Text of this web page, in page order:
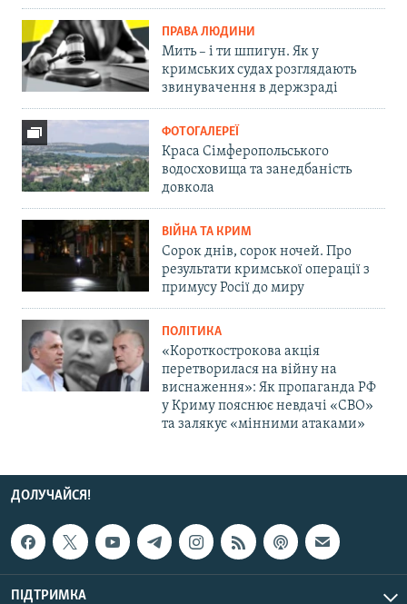
ПРАВА ЛЮДИНИ
Мить – і ти шпигун. Як у
кримських судах розглядають
звинувачення в держзраді
ФОТОГАЛЕРЕЇ
Краса Сімферопольського
водосховища та занедбаність
довкола
ВІЙНА ТА КРИМ
Сорок днів, сорок ночей. Про
результати кримської операції з
примусу Росії до миру
ПОЛІТИКА
«Короткострокова акція
перетворилася на війну на
виснаження»: Як пропаганда РФ
у Криму пояснює невдачі «СВО»
та залякує «мінними атаками»
ДОЛУЧАЙСЯ!
ПІДТРИМКА